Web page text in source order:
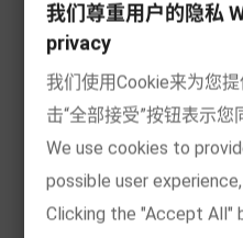
我们尊重用户的隐私
privacy
我们使用Cookie来为您
击“全部接受”按钮表示您
We use cookies to
possible user
Clicking the "Accept All"